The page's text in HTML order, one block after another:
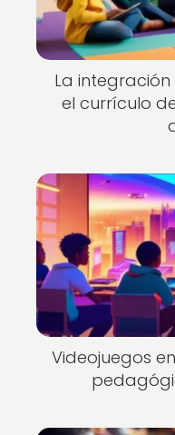
La
el currículo
Videojuegos